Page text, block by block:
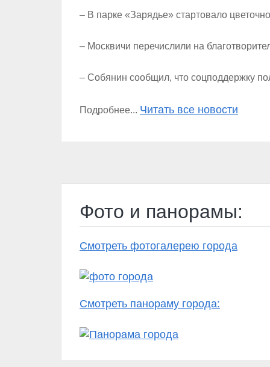
– В парке «Зарядье» стартовало
– Москвичи перечислили на
– Собянин сообщил, что соцподдержку
Подробнее... Читать все новости
Фото и панорамы:
Смотреть фотогалерею города
Смотреть панораму города: